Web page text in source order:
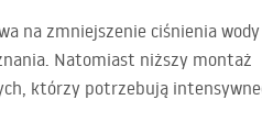
na zmniejszenie ciśnienia
Natomiast niższy montaż
którzy potrzebują